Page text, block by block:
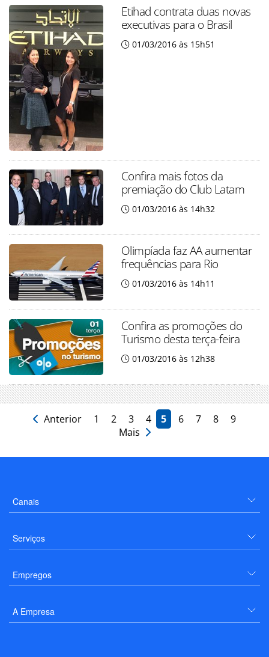
Etihad contrata duas novas
executivas para o Brasil
01/03/2016 às 15h51
Confira mais fotos da
premiação do Club Latam
01/03/2016 às 14h32
Olimpíada faz AA aumentar
frequências para Rio
01/03/2016 às 14h11
Confira as promoções do
Turismo desta terça-feira
01/03/2016 às 12h38
Anterior 1 2 3 4 5 6 7 8
9
Mais
Canais
Serviços
Empregos
A Empresa